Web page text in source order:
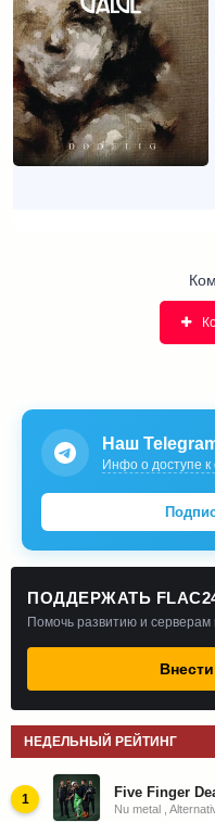
Наш
Инфо о доступе к
ПОДДЕРЖАТЬ
Помочь развитию и серверам
НЕДЕЛЬНЫЙ РЕЙТИНГ
1
Nu metal ,